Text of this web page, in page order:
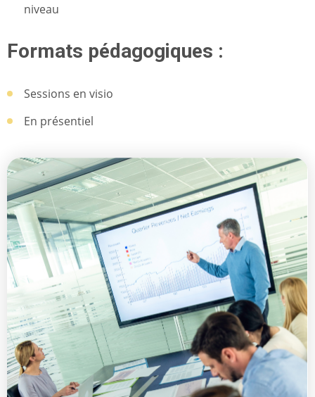
niveau
Formats pédagogiques :
Sessions en visio
En présentiel